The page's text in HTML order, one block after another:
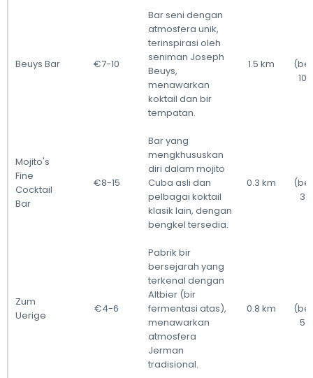
Beuys Bar €7-10
Bar seni dengan
atmosfera unik,
terinspirasi oleh
seniman Joseph
Beuys,
menawarkan
koktail dan bir
tempatan.
1.5 km
10
Mojito's
Fine
Cocktail
Bar
€8-15
Bar yang
mengkhususkan
diri dalam mojito
Cuba asli dan
pelbagai koktail
klasik lain, dengan
bengkel tersedia.
0.3 km
3
Zum
Uerige
€4-6
Pabrik bir
bersejarah yang
terkenal dengan
Altbier (bir
fermentasi atas),
menawarkan
atmosfera
Jerman
tradisional.
0.8 km
5